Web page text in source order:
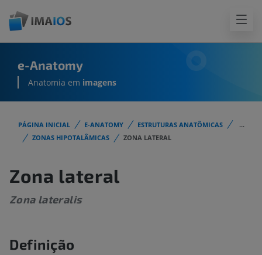
e-Anatomy
Anatomia em imagens
PÁGINA INICIAL E-ANATOMY ESTRUTURAS ANATÔMICAS
...
ZONAS HIPOTALÂMICAS
ZONA LATERAL
Zona lateral
Zona lateralis
Definição